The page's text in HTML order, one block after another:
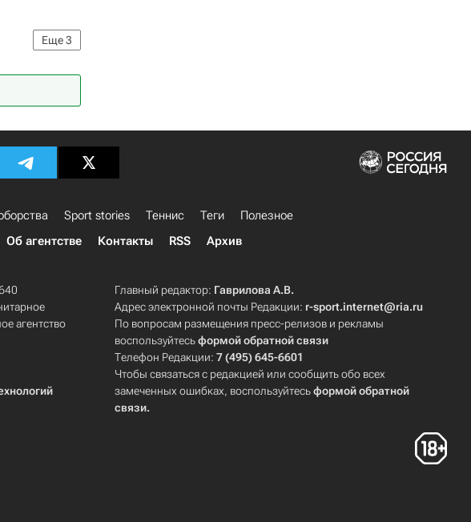
Еще3
Sport stories Теннис Теги
Полезное
Об агентстве Контакты RSS Архив
агентство
Главный редактор: Гаврилова А.В.
Адрес электронной почты Редакции: r-sport.internet@ria.ru
По вопросам размещения пресс-релизов и рекламы
воспользуйтесьформой обратной связи
Телефон Редакции:7 (495) 645-6601
Чтобы связаться с редакцией или сообщить обо всех
замеченных ошибках, воспользуйтесьформой обратной
связи.